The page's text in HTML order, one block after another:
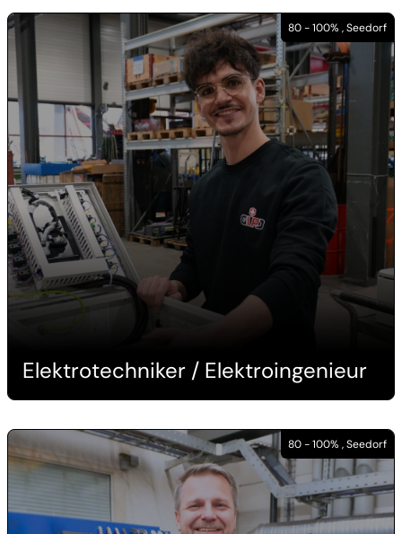
80 - 100% , Seedorf
Elektrotechniker / Elektroingenieur
80 - 100% , Seedorf